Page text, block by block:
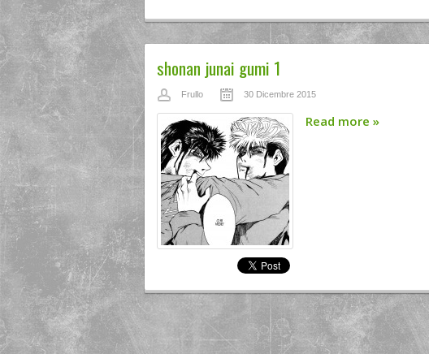
shonan junai gumi 1
Frullo 30 Dicembre 2015
Read more »